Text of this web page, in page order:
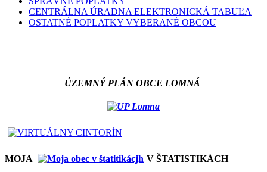
CENTRÁLNA ÚRADNA ELEKTRONICKÁ TABUĽA
OSTATNÉ POPLATKY VYBERANÉ OBCOU
ÚZEMNÝ PLÁN OBCE LOMNÁ
MOJA V ŠTATISTIKÁCH